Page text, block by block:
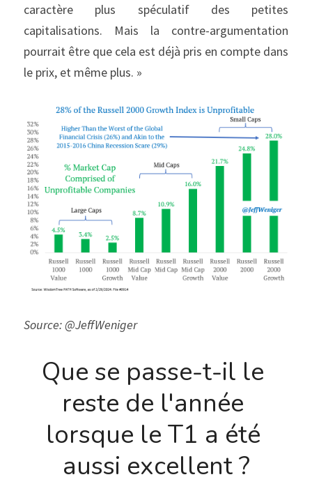
caractère plus spéculatif des petites
capitalisations. Mais la contre-argumentation
pourrait être que cela est déjà pris en compte dans
le prix, et même plus. »
Source: @JeffWeniger
Que se passe-t-il le
reste de l'année
lorsque le T1 a été
aussi excellent ?